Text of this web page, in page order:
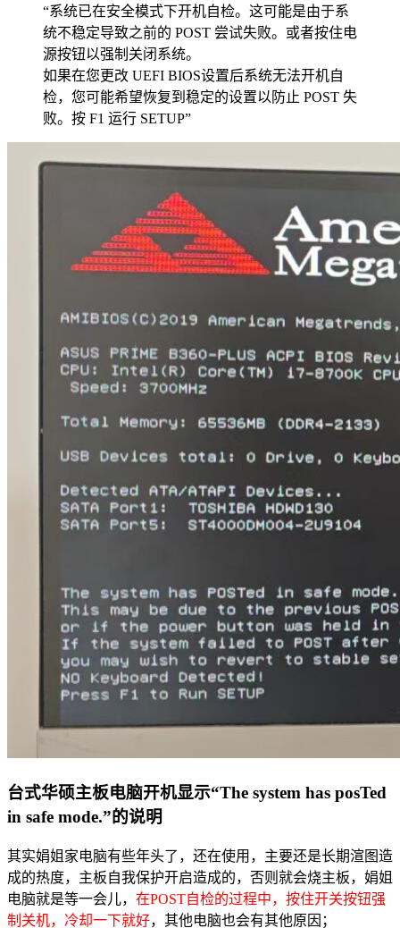
“系统已在安全模式下开机自检。这可能是由于系
统不稳定导致之前的 POST 尝试失败。或者按住电
源按钮以强制关闭系统。
如果在您更改 UEFI BIOS设置后系统无法开机自
检，您可能希望恢复到稳定的设置以防止 POST 失
败。按 F1 运行 SETUP”
台式华硕主板电脑开机显示“The system has posTed
in safe mode.”的说明
其实娟姐家电脑有些年头了，还在使用，主要还是长期渲图造
成的热度，主板自我保护开启造成的，否则就会烧主板，娟姐
电脑就是等一会儿， 在POST自检的过程中，按住开关按钮强
制关机，冷却一下就好，其他电脑也会有其他原因；